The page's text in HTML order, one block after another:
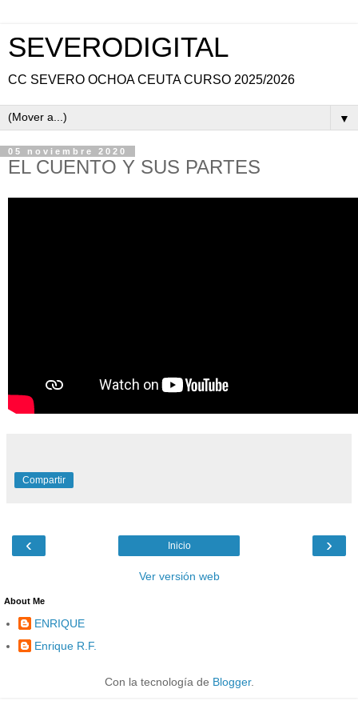
SEVERODIGITAL
CC SEVERO OCHOA CEUTA CURSO 2025/2026
▼
05 noviembre 2020
EL CUENTO Y SUS PARTES
Compartir
‹ ›
Inicio
Ver versión web
About Me
ENRIQUE
Enrique R.F.
Con la tecnología de Blogger.